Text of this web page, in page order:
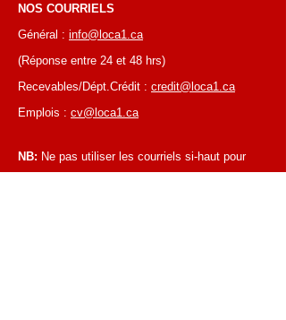
NOS COURRIELS
Général : info@loca1.ca
(Réponse entre 24 et 48 hrs)
Recevables/Dépt.Crédit : credit@loca1.ca
Emplois : cv@loca1.ca
NB: Ne pas utiliser les courriels si-haut pour